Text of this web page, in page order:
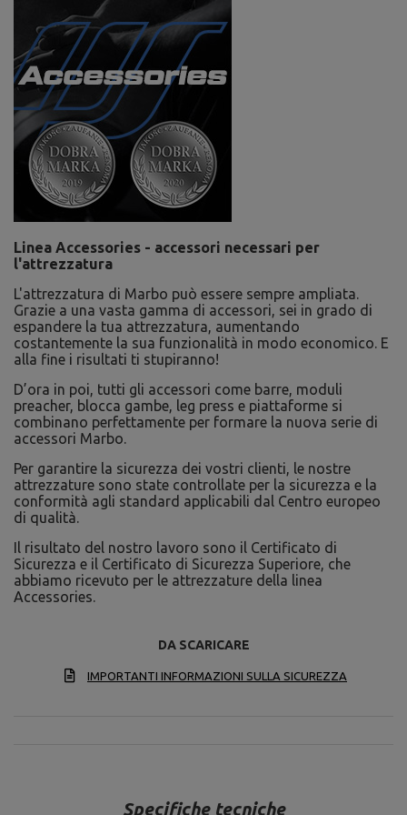
Linea Accessories - accessori necessari per
l'attrezzatura
L'attrezzatura di Marbo può essere sempre ampliata.
Grazie a una vasta gamma di accessori, sei in grado di
espandere la tua attrezzatura, aumentando
costantemente la sua funzionalità in modo economico. E
alla fine i risultati ti stupiranno!
D’ora in poi, tutti gli accessori come barre, moduli
preacher, blocca gambe, leg press e piattaforme si
combinano perfettamente per formare la nuova serie di
accessori Marbo.
Per garantire la sicurezza dei vostri clienti, le nostre
attrezzature sono state controllate per la sicurezza e la
conformità agli standard applicabili dal Centro europeo
di qualità.
Il risultato del nostro lavoro sono il Certificato di
Sicurezza e il Certificato di Sicurezza Superiore, che
abbiamo ricevuto per le attrezzature della linea
Accessories.
DA SCARICARE
IMPORTANTI INFORMAZIONI SULLA SICUREZZA
Specifiche tecniche